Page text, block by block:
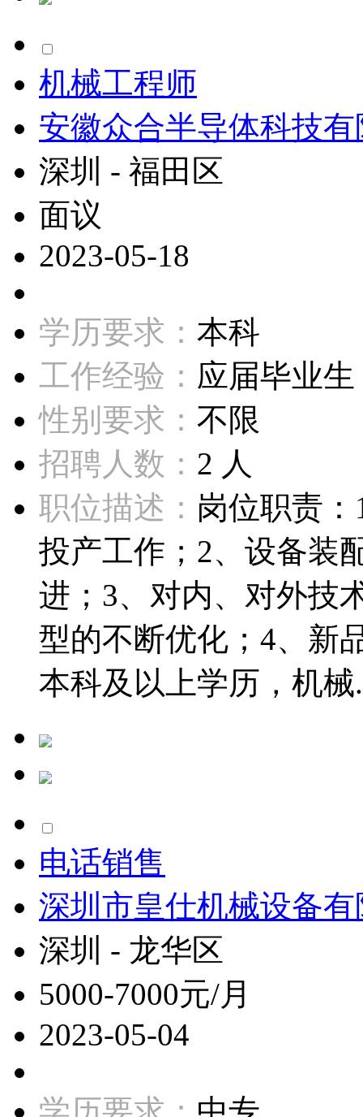
机械工程师
安徽众合半导体科技
深圳 - 福田区
面议
2023-05-18
学历要求： 本科
工作经验： 应届毕业生
性别要求： 不限
招聘人数： 2 人
职位描述： 岗位职责
投产工作；2、设备装
进；3、对内、对外技
型的不断优化；4、新
本科及以上学历，机械
电话销售
深圳市皇仕机械设备
深圳 - 龙华区
5000-7000元/月
2023-05-04